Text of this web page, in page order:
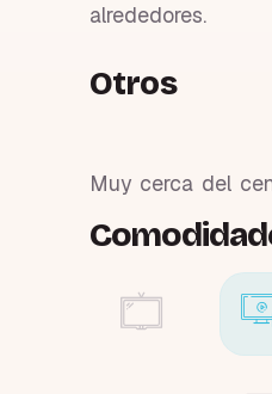
alrededores.
Otros
Muy cerca del